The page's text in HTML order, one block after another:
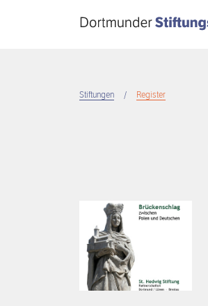
Stiftungen Register